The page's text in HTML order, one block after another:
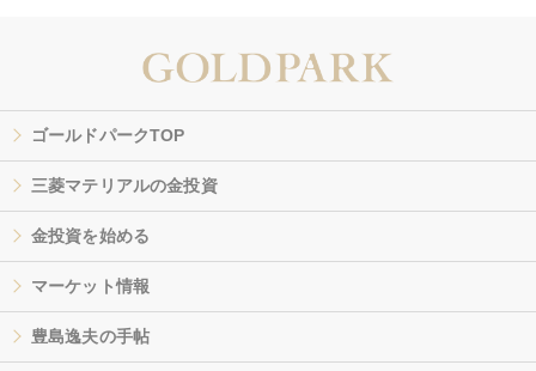
ゴールドパークTOP
三菱マテリアルの金投資
金投資を始める
マーケット情報
豊島逸夫の手帖